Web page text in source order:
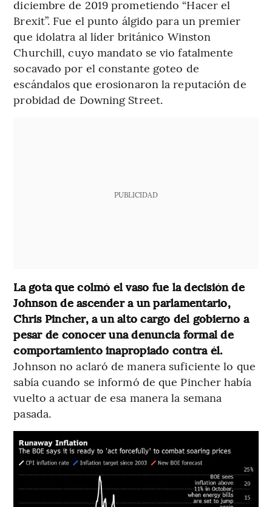
diciembre de 2019 prometiendo “Hacer el
Brexit”. Fue el punto álgido para un premier
que idolatra al líder británico Winston
Churchill, cuyo mandato se vio fatalmente
socavado por el constante goteo de
escándalos que erosionaron la reputación de
probidad de Downing Street.
PUBLICIDAD
La gota que colmó el vaso fue la decisión de
Johnson de ascender a un parlamentario,
Chris Pincher, a un alto cargo del gobierno a
pesar de conocer una denuncia formal de
comportamiento inapropiado contra él.
Johnson no aclaró de manera suficiente lo que
sabía cuando se informó de que Pincher había
vuelto a actuar de esa manera la semana
pasada.